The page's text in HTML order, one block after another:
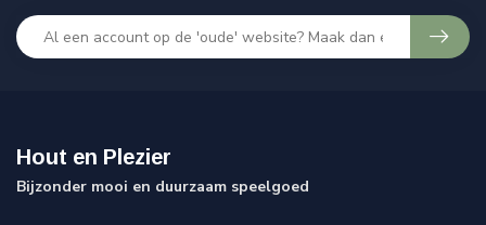
Hout en Plezier
Bijzonder mooi en duurzaam speelgoed